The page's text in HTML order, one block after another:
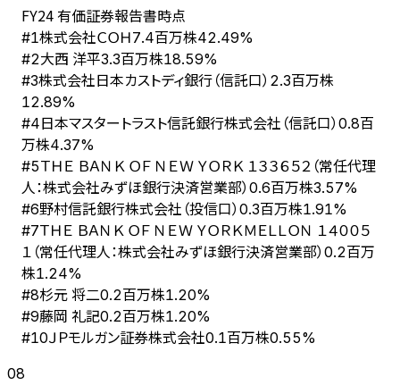
FY24 有価証券報告書時点
#1株式会社ＣＯＨ7.4百万株42.49%
#2大西 洋平3.3百万株18.59%
#3株式会社日本カストディ銀行（信託口） 2.3百万株
12.89%
#4日本マスタートラスト信託銀行株式会社（信託口） 0.8百
万株4.37%
#5ＴＨＥ ＢＡＮＫ ＯＦ ＮＥＷ ＹＯＲＫ １３３６５２（常任代理
人：株式会社みずほ銀行決済営業部） 0.6百万株3.57%
#6野村信託銀行株式会社（投信口） 0.3百万株1.91%
#7ＴＨＥ ＢＡＮＫ ＯＦ ＮＥＷ ＹＯＲＫＭＥＬＬＯＮ １４００５
１（常任代理人：株式会社みずほ銀行決済営業部） 0.2百万
株1.24%
#8杉元 将二0.2百万株1.20%
#9藤岡 礼記0.2百万株1.20%
#10ＪＰモルガン証券株式会社0.1百万株0.55%
08